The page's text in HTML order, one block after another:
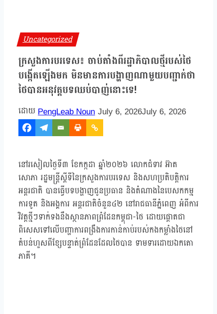
Uncategorized
ក្រសួងការបរទេស៖ ចាប់តាំងពីរដ្ឋាភិបាលថ្មីរបស់ថៃ
បង្កើតឡើងមក មិនមានការបង្ហាញណាមួយបញ្ជាក់ថា
ថៃបានអនុវត្តបទឈប់បាញ់នោះទេ!
PengLeab Noun July 6, 2026July 6, 2026
នៅរសៀលថ្ងៃទី៣ ខែកក្កដា ឆ្នាំ២០២៦ លោកជំទាវ អ៊ាត
សោភា រដ្ឋមន្ត្រីស្តីទីនៃក្រសួងការបរទេស និងសហប្រតិបត្តិការ
អន្តរជាតិ បានធ្វើបទបង្ហាញជូនប្រធាន និងតំណាងនៃបេសកកម្ម
ការទូត និងអង្គការ អន្តរជាតិចំនួន៤២ នៅរាជធានីភ្នំពេញ អំពីការ
វិវត្តថ្មីៗទាក់ទងនឹងស្ថានភាពព្រំដែនកម្ពុជា-ថៃ ដោយផ្តោតជា
ពិសេសទៅលើបញ្ហាការពង្រឹងការកាន់កាប់របស់កងកម្លាំងថៃនៅ
តំបន់ហួសពីខ្សែបន្ទាត់ព្រំដែនដែលថៃបាន ទាមទារដោយឯកតោ
ភាគី។